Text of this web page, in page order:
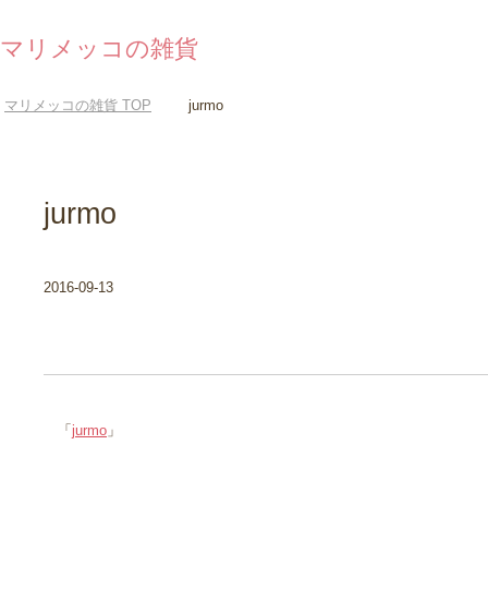
マリメッコの雑貨
マリメッコの雑貨 TOP jurmo
jurmo
2016-09-13
「 jurmo 」